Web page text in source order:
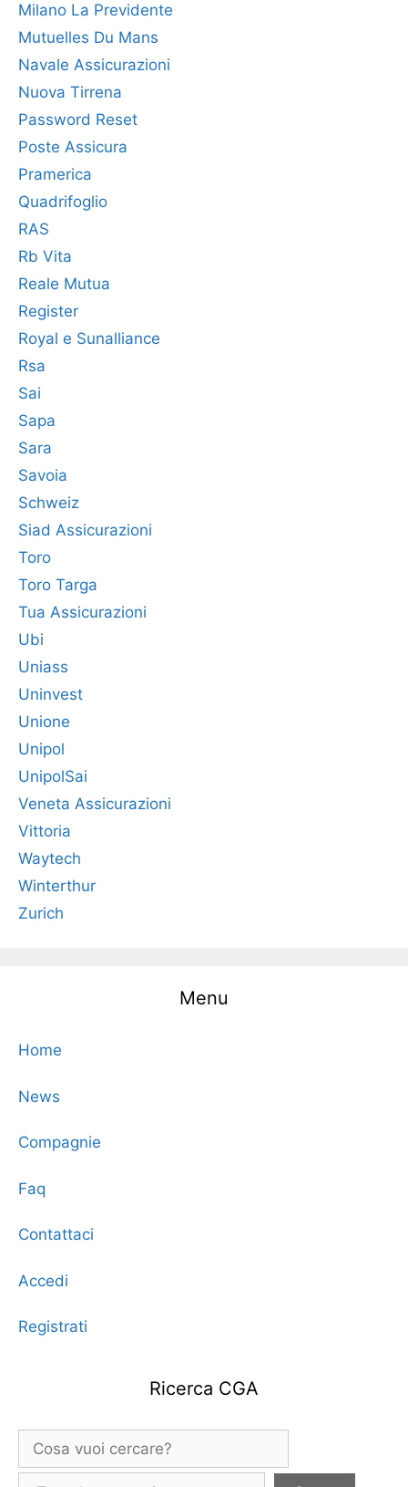
Milano La Previdente
Mutuelles Du Mans
Navale Assicurazioni
Nuova Tirrena
Password Reset
Poste Assicura
Pramerica
Quadrifoglio
RAS
Rb Vita
Reale Mutua
Register
Royal e Sunalliance
Rsa
Sai
Sapa
Sara
Savoia
Schweiz
Siad Assicurazioni
Toro
Toro Targa
Tua Assicurazioni
Ubi
Uniass
Uninvest
Unione
Unipol
UnipolSai
Veneta Assicurazioni
Vittoria
Waytech
Winterthur
Zurich
Menu
Home
News
Compagnie
Faq
Contattaci
Accedi
Registrati
Ricerca CGA